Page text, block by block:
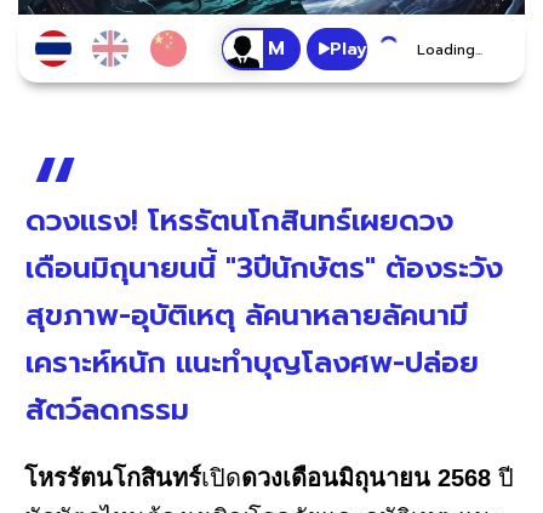
Play Loading...
ดวงแรง! โหรรัตนโกสินทร์เผยดวง
เดือนมิถุนายนนี้ "3ปีนักษัตร" ต้องระวัง
สุขภาพ-อุบัติเหตุ ลัคนาหลายลัคนามี
เคราะห์หนัก แนะทำบุญโลงศพ-ปล่อย
สัตว์ลดกรรม
โหรรัตนโกสินทร์เปิดดวงเดือนมิถุนายน 2568 ปี